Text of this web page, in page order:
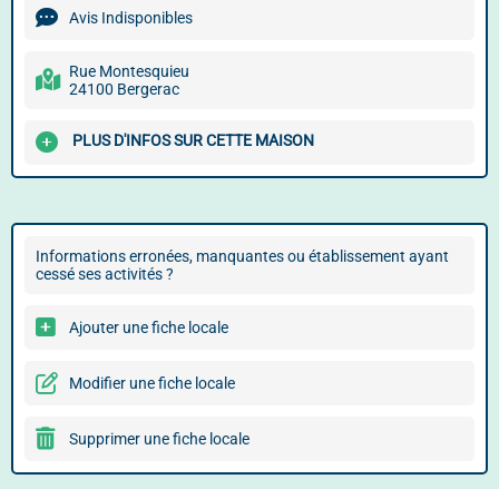
Avis Indisponibles
Rue Montesquieu
24100 Bergerac
PLUS D'INFOS SUR CETTE MAISON
Informations erronées, manquantes ou établissement ayant
cessé ses activités ?
Ajouter une fiche locale
Modifier une fiche locale
Supprimer une fiche locale